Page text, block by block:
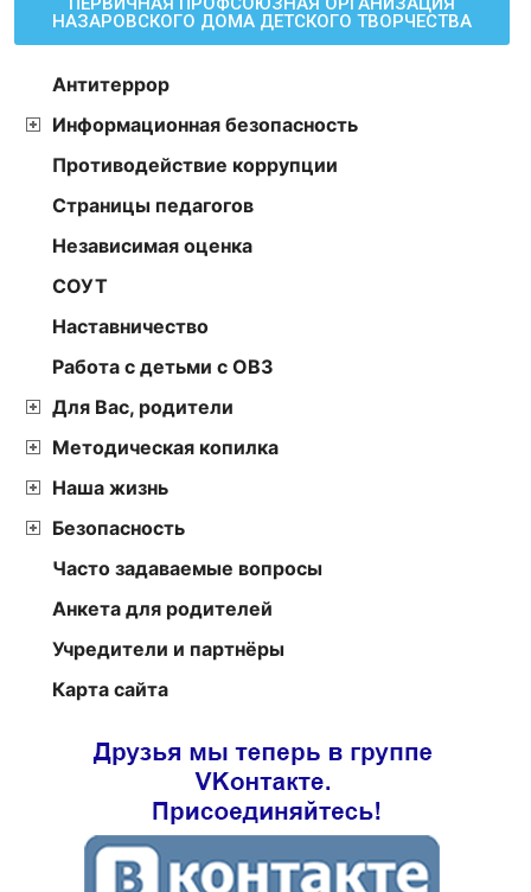
НАЗАРОВСКОГО ДОМА ДЕТСКОГО ТВОРЧЕСТВА
Антитеррор
Информационная безопасность
Противодействие коррупции
Страницы педагогов
Независимая оценка
СОУТ
Наставничество
Работа с детьми с ОВЗ
Для Вас, родители
Методическая копилка
Наша жизнь
Безопасность
Часто задаваемые вопросы
Анкета для родителей
Учредители и партнёры
Карта сайта